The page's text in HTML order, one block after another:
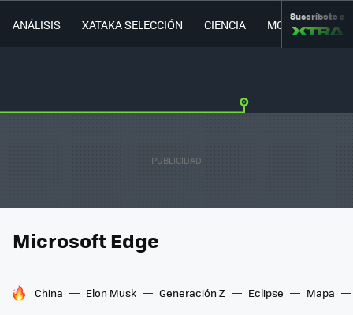
ANÁLISIS XATAKA SELECCIÓN CIENCIA MOVILIDAD
Suscríbete a
Microsoft Edge
HOY SE HABLA DE
China Elon Musk Generación Z Eclipse Mapa